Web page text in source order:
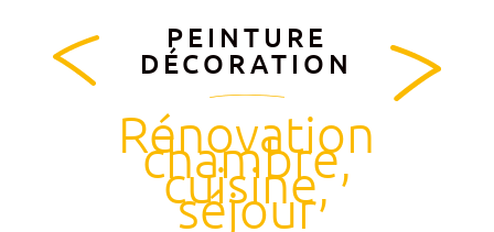
←Lien
précédent
PEINTURE
DÉCORATION
Rénovation
chambre,
cuisine,
séjour
Lien
suivant
→